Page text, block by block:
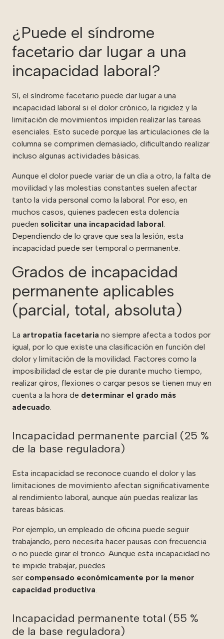
¿Puede el síndrome
facetario dar lugar a una
incapacidad laboral?
Sí, el síndrome facetario puede dar lugar a una
incapacidad laboral si el dolor crónico, la rigidez y la
limitación de movimientos impiden realizar las tareas
esenciales. Esto sucede porque las articulaciones de la
columna se comprimen demasiado, dificultando realizar
incluso algunas actividades básicas.
Aunque el dolor puede variar de un día a otro, la falta de
movilidad y las molestias constantes suelen afectar
tanto la vida personal como la laboral. Por eso, en
muchos casos, quienes padecen esta dolencia
pueden solicitar una incapacidad laboral.
Dependiendo de lo grave que sea la lesión, esta
incapacidad puede ser temporal o permanente.
Grados de incapacidad
permanente aplicables
(parcial, total, absoluta)
La artropatía facetaria no siempre afecta a todos por
igual, por lo que existe una clasificación en función del
dolor y limitación de la movilidad. Factores como la
imposibilidad de estar de pie durante mucho tiempo,
realizar giros, flexiones o cargar pesos se tienen muy en
cuenta a la hora de determinar el grado más
adecuado.
Incapacidad permanente parcial (25 %
de la base reguladora)
Esta incapacidad se reconoce cuando el dolor y las
limitaciones de movimiento afectan significativamente
al rendimiento laboral, aunque aún puedas realizar las
tareas básicas.
Por ejemplo, un empleado de oficina puede seguir
trabajando, pero necesita hacer pausas con frecuencia
o no puede girar el tronco. Aunque esta incapacidad no
te impide trabajar, puedes
ser compensado económicamente por la menor
capacidad productiva.
Incapacidad permanente total (55 %
de la base reguladora)